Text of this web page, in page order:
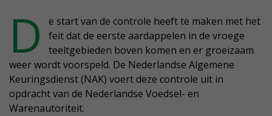
D
e start van de controle heeft te maken met het
feit dat de eerste aardappelen in de vroege
teeltgebieden boven komen en er groeizaam
weer wordt voorspeld. De Nederlandse Algemene
Keuringsdienst (NAK) voert deze controle uit in
opdracht van de Nederlandse Voedsel- en
Warenautoriteit.